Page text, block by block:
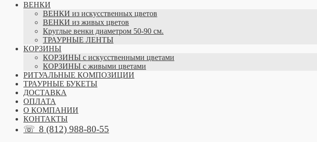
ВЕНКИ
ВЕНКИ из искусственных цветов
ВЕНКИ из живых цветов
Круглые венки диаметром 50-90 см.
ТРАУРНЫЕ ЛЕНТЫ
КОРЗИНЫ
КОРЗИНЫ с искусственными цветами
КОРЗИНЫ с живыми цветами
РИТУАЛЬНЫЕ КОМПОЗИЦИИ
ТРАУРНЫЕ БУКЕТЫ
ДОСТАВКА
ОПЛАТА
О КОМПАНИИ
КОНТАКТЫ
☏ 8 (812) 988-80-55